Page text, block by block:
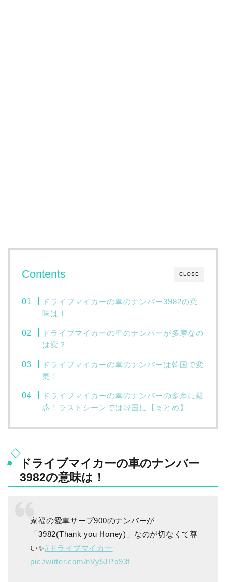
CLOSE
Contents
ドライブマイカーの車のナンバー3982の意
味は！
ドライブマイカーの車のナンバーが多摩なの
は変？
ドライブマイカーの車のナンバーは韓国で変
更！
ドライブマイカーの車のナンバーの多摩に疑
惑！ラストシーンでは韓国に【まとめ】
ドライブマイカーの車のナンバー
3982の意味は！
家福の愛車サーブ900のナンバーが
「3982(Thank you Honey)」なのが切なくて尊
い✨#ドライブマイカー
pic.twitter.com/nVy5JPo93f